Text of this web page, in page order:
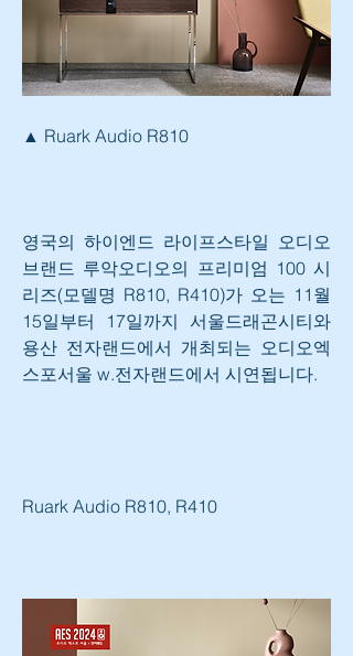
▲ Ruark Audio R810
영국의 하이엔드 라이프스타일 오디오
브랜드 루악오디오의 프리미엄 100 시
리즈(모델명 R810, R410)가 오는 11월
15일부터 17일까지 서울드래곤시티와
용산 전자랜드에서 개최되는 오디오엑
스포서울 w.전자랜드에서 시연됩니다.
Ruark Audio R810, R410